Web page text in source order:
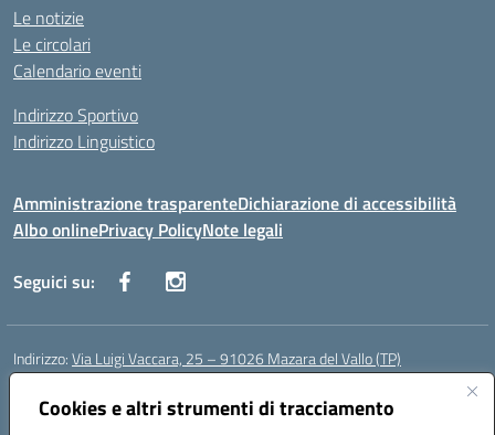
Cookies e altri strumenti di tracciamento
Le notizie
Le circolari
Calendario eventi
Indirizzo Sportivo
Indirizzo Linguistico
Amministrazione trasparenteDichiarazione di accessibilità
Albo onlinePrivacy PolicyNote legali
Seguici su:
Indirizzo:Via Luigi Vaccara, 25 – 91026 Mazara del Vallo (TP)
Centralino:
Posta elettronica certificata (PEC):tpic843007@pec.istruzione.it